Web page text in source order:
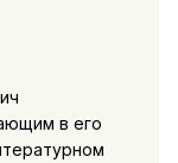
в его